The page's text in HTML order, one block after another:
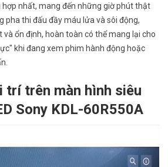
hợp nhất, mang đến những giờ phút thật
pha thi đấu đầy máu lửa và sôi động,
ổn định, hoàn toàn có thể mang lại cho
khi đang xem phim hành động hoặc
trí trên màn hình siêu
Sony KDL-60R550A